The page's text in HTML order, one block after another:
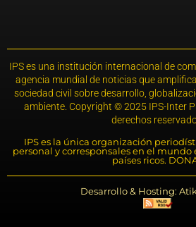
IPS es una institución internacional de
agencia mundial de noticias que
sociedad civil sobre desarrollo,
ambiente. Copyright © 2025 IPS-Inter
derechos
IPS es la única organización
personal y corresponsales en el mundo
países ricos.
Desarrollo & Hosting: